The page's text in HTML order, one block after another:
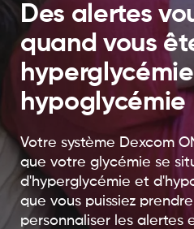
Des alertes
quand vous
hypoglycémie
Votre système Dexcom
que votre glycémie se
d'hyperglycémie et
que vous puissiez
personnaliser les alertes